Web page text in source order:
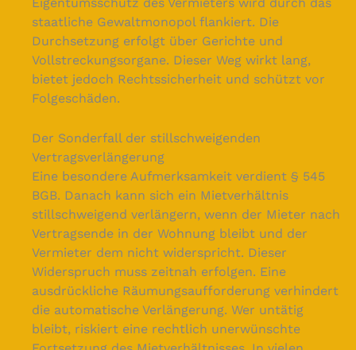
staatliche Gewaltmonopol flankiert. Die
Durchsetzung erfolgt über Gerichte und
Vollstreckungsorgane. Dieser Weg wirkt lang,
bietet jedoch Rechtssicherheit und schützt vor
Folgeschäden.
Der Sonderfall der stillschweigenden
Vertragsverlängerung
Eine besondere Aufmerksamkeit verdient § 545
BGB. Danach kann sich ein Mietverhältnis
stillschweigend verlängern, wenn der Mieter nach
Vertragsende in der Wohnung bleibt und der
Vermieter dem nicht widerspricht. Dieser
Widerspruch muss zeitnah erfolgen. Eine
ausdrückliche Räumungsaufforderung verhindert
die automatische Verlängerung. Wer untätig
bleibt, riskiert eine rechtlich unerwünschte